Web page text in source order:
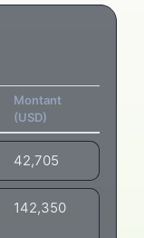
Montant
(USD)
42,705
142,350